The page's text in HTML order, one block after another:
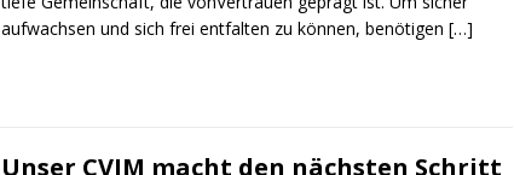
aufwachsen und sich frei entfalten zu können, benötigen […]
Unser CVJM macht den nächsten Schritt